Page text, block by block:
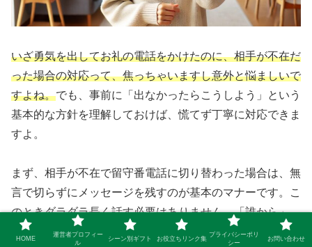
いざ勇気を出してお礼の電話をかけたのに、相手が不在だ
った場合の対応って、焦っちゃいますし意外と悩ましいで
すよね。でも、事前に「出なかったらこうしよう」という
基本的な方針を理解しておけば、慌てず丁寧に対応できま
すよ。
まず、相手が不在で留守番電話に切り替わった場合は、無
言で切らずにメッセージを残すのが基本のマナーです。こ
のときダラダラ長く話す必要はありません。「誰から」
「何の件で」「また連絡する旨」の3点を手短に伝えるよ
HOME
運営者プロフィー
ル
シーン別ギフト お役立ちリンク集
プライバシーポリ
シー
お問い合わせ